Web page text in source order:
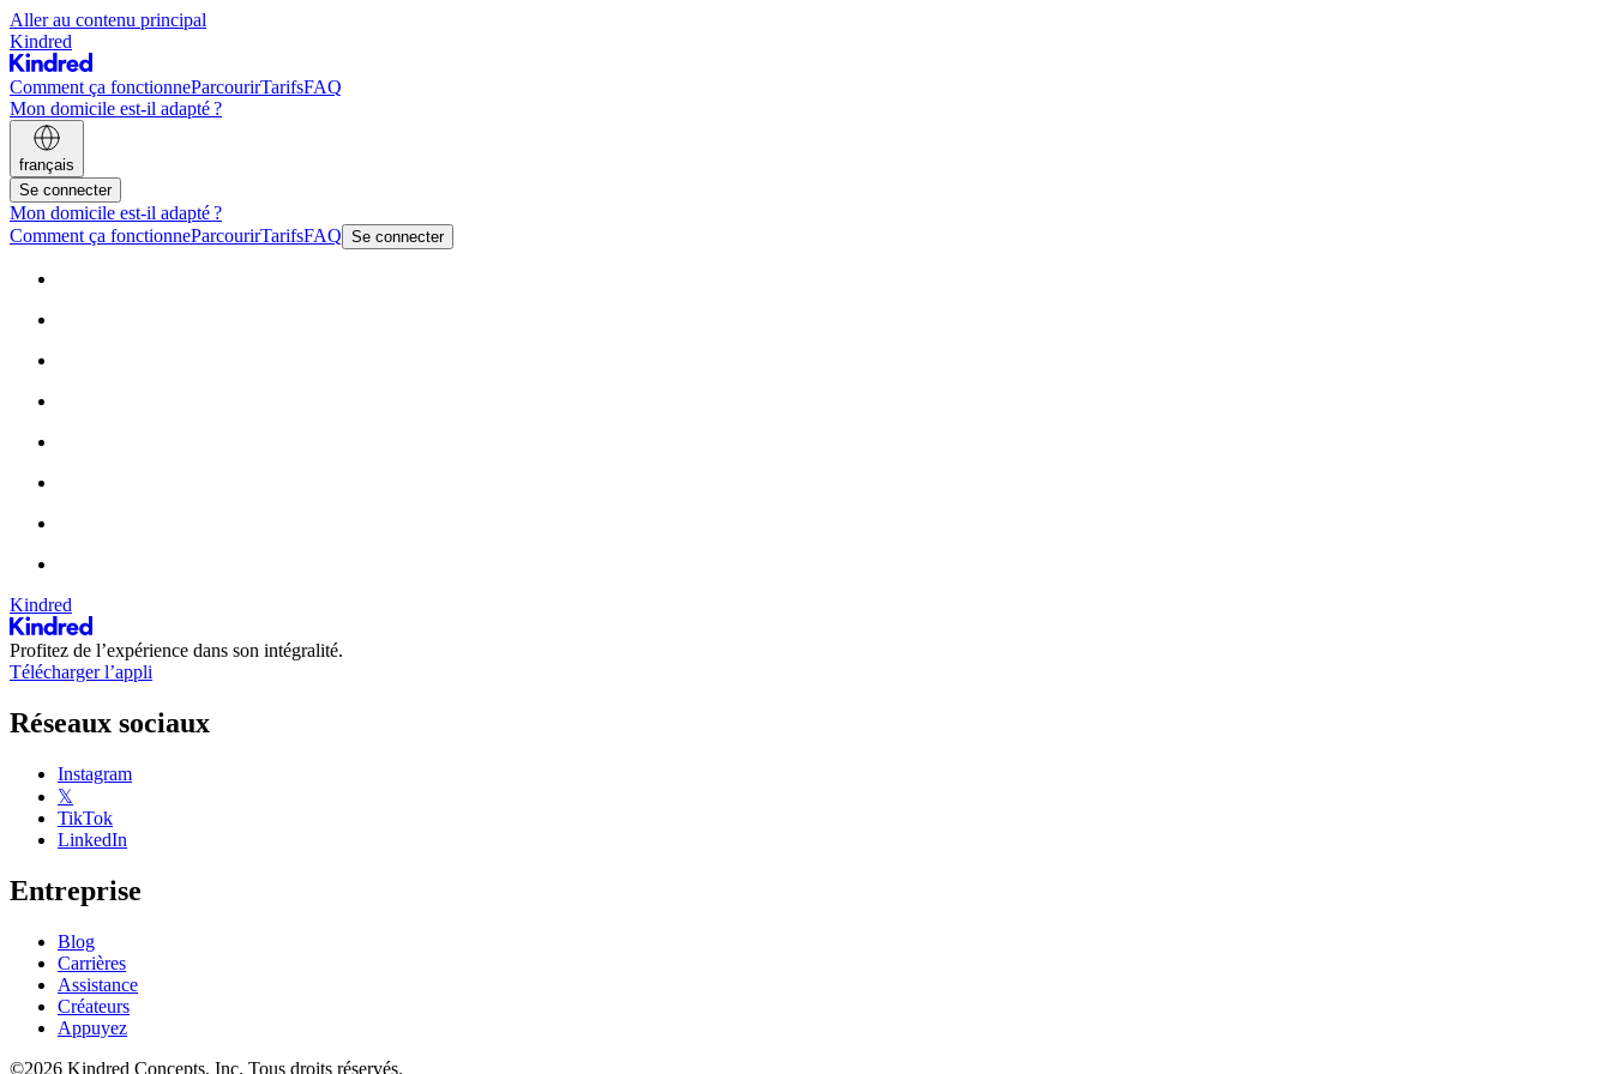
Aller au contenu principal
Kindred
Comment ça fonctionneParcourirTarifsFAQ
Mon domicile est-il adapté ?
français
Se connecter
Mon domicile est-il adapté ?
Comment ça fonctionneParcourirTarifsFAQ Se connecter
Kindred
Profitez de l’expérience dans son intégralité.
Télécharger l’appli
Réseaux sociaux
Instagram
𝕏
TikTok
LinkedIn
Entreprise
Blog
Carrières
Assistance
Créateurs
Appuyez
©2026 Kindred Concepts, Inc. Tous droits réservés.